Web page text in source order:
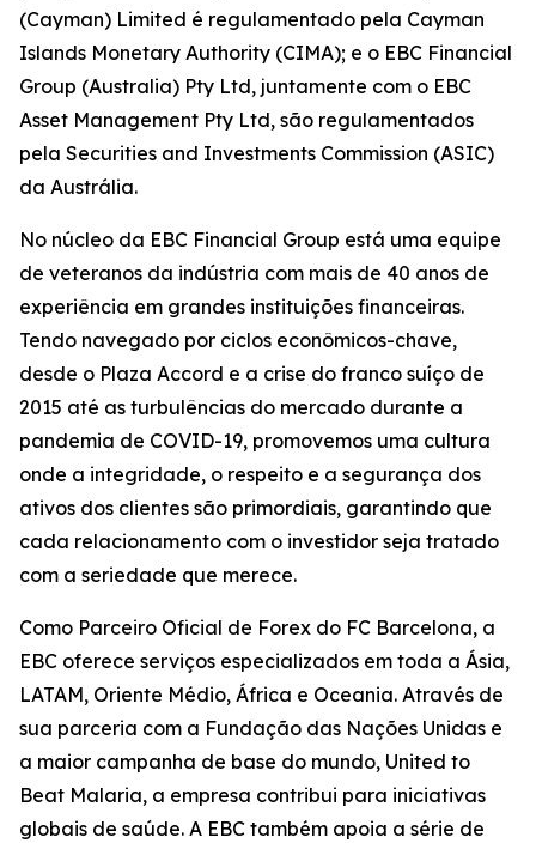
(Cayman) Limited é regulamentado pela Cayman
Islands Monetary Authority (CIMA); e o EBC Financial
Group (Australia) Pty Ltd, juntamente com o EBC
Asset Management Pty Ltd, são regulamentados
pela Securities and Investments Commission (ASIC)
da Austrália.
No núcleo da EBC Financial Group está uma equipe
de veteranos da indústria com mais de 40 anos de
experiência em grandes instituições financeiras.
Tendo navegado por ciclos econômicos-chave,
desde o Plaza Accord e a crise do franco suíço de
2015 até as turbulências do mercado durante a
pandemia de COVID-19, promovemos uma cultura
onde a integridade, o respeito e a segurança dos
ativos dos clientes são primordiais, garantindo que
cada relacionamento com o investidor seja tratado
com a seriedade que merece.
Como Parceiro Oficial de Forex do FC Barcelona, a
EBC oferece serviços especializados em toda a Ásia,
LATAM, Oriente Médio, África e Oceania. Através de
sua parceria com a Fundação das Nações Unidas e
a maior campanha de base do mundo, United to
Beat Malaria, a empresa contribui para iniciativas
globais de saúde. A EBC também apoia a série de